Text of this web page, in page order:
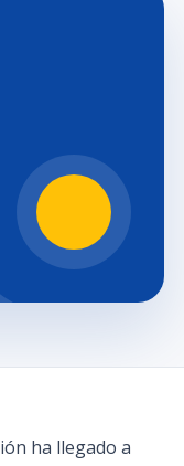
ha llegado a